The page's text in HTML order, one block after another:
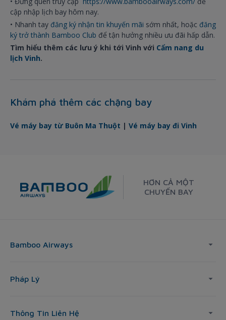
cập nhập lịch bay hôm nay.
• Nhanh tay đăng ký nhận tin khuyến mãi sớm nhất, hoặc đăng
ký trở thành Bamboo Club để tận hưởng nhiều ưu đãi hấp dẫn.
Tìm hiểu thêm các lưu ý khi tới Vinh với Cẩm nang du
lịch Vinh.
Khám phá thêm các chặng bay
Vé máy bay từ Buôn Ma Thuột | Vé máy bay đi Vinh
HƠN CẢ MỘT
CHUYẾN BAY
Bamboo Airways
Pháp Lý
Thông Tin Liên Hệ